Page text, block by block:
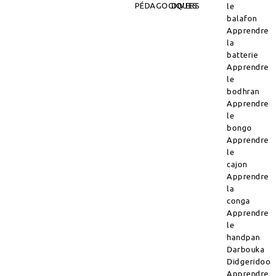
PÉDAGOGIQUES
DIVERS
le
balafon
Apprendre
la
batterie
Apprendre
le
bodhran
Apprendre
le
bongo
Apprendre
le
cajon
Apprendre
la
conga
Apprendre
le
handpan
Darbouka
Didgeridoo
Apprendre